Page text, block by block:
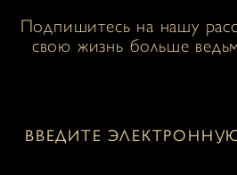
Подпишитесь на нашу
свою жизнь больше